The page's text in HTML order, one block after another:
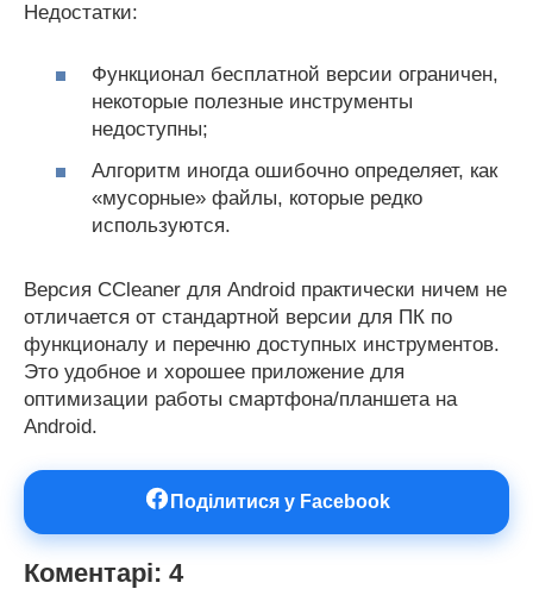
Недостатки:
Функционал бесплатной версии ограничен,
некоторые полезные инструменты
недоступны;
Алгоритм иногда ошибочно определяет, как
«мусорные» файлы, которые редко
используются.
Версия CCleaner для Android практически ничем не
отличается от стандартной версии для ПК по
функционалу и перечню доступных инструментов.
Это удобное и хорошее приложение для
оптимизации работы смартфона/планшета на
Android.
Поділитися у Facebook
Коментарі: 4